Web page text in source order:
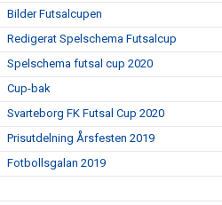
Bilder Futsalcupen
Redigerat Spelschema Futsalcup
Spelschema futsal cup 2020
Cup-bak
Svarteborg FK Futsal Cup 2020
Prisutdelning Årsfesten 2019
Fotbollsgalan 2019